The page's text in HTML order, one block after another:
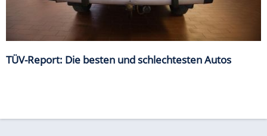
TÜV-Report: Die besten und schlechtesten Autos